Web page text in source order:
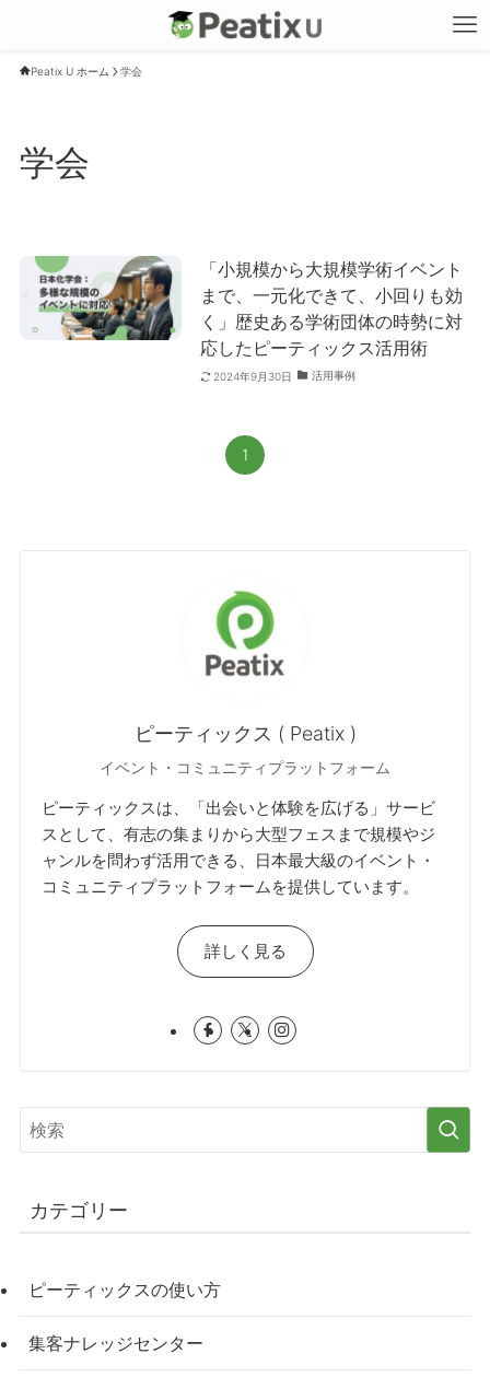
Peatix U ホーム 学会
学会
「小規模から大規模学術イベント
まで、一元化できて、小回りも効
く」歴史ある学術団体の時勢に対
応したピーティックス活用術
2024年9月30日 活用事例
1
ピーティックス ( Peatix )
イベント・コミュニティプラットフォーム
ピーティックスは、「出会いと体験を広げる」サービ
スとして、有志の集まりから大型フェスまで規模やジ
ャンルを問わず活用できる、日本最大級のイベント・
コミュニティプラットフォームを提供しています。
詳しく見る
カテゴリー
ピーティックスの使い方
集客ナレッジセンター